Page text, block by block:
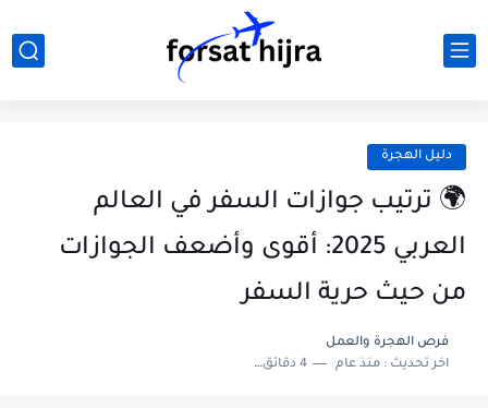
دليل الهجرة
🌍 ترتيب جوازات السفر في العالم
العربي 2025: أقوى وأضعف الجوازات
من حيث حرية السفر
فرص الهجرة والعمل
اخر تحديث :منذ عام 4 دقائق للقراءة